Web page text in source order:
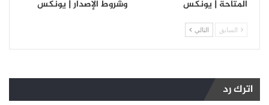
المتاحة | يونكس
وشروط الإصدار | يونكس
السابق التالي
اترك رد